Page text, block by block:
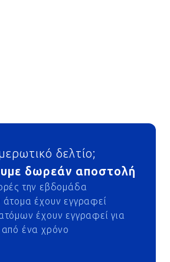
δελτίο;
δωρεάν αποστολή
την εβδομάδα
έχουν εγγραφεί
έχουν εγγραφεί για
από ένα χρόνο